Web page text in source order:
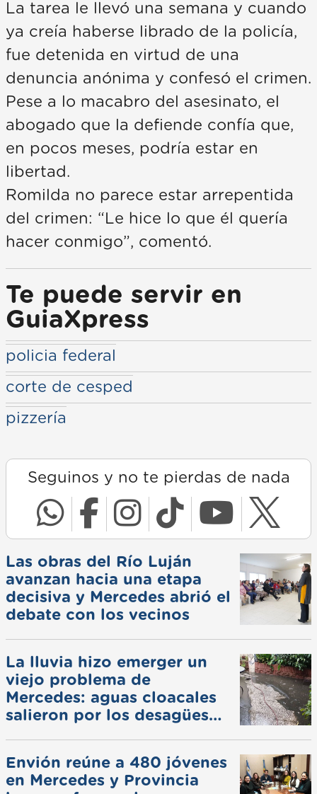
La tarea le llevó una semana y cuando
ya creía haberse librado de la policía,
fue detenida en virtud de una
denuncia anónima y confesó el crimen.
Pese a lo macabro del asesinato, el
abogado que la defiende confía que,
en pocos meses, podría estar en
libertad.
Romilda no parece estar arrepentida
del crimen: “Le hice lo que él quería
hacer conmigo”, comentó.
Te puede servir en
GuiaXpress
policia federal
corte de cesped
pizzería
Seguinos y no te pierdas de nada
Las obras del Río Luján
avanzan hacia una etapa
decisiva y Mercedes abrió el
debate con los vecinos
La lluvia hizo emerger un
viejo problema de
Mercedes: aguas cloacales
salieron por los desagües
Envión reúne a 480 jóvenes
en Mercedes y Provincia